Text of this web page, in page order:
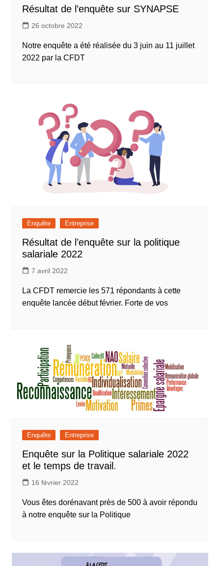
Résultat de l’enquête sur SYNAPSE
26 octobre 2022
Notre enquête a été réalisée du 3 juin au 11 juillet
2022 par la CFDT
Enquête Entreprise
Résultat de l’enquête sur la politique
salariale 2022
7 avril 2022
La CFDT remercie les 571 répondants à cette
enquête lancée début février. Forte de vos
Enquête Entreprise
Enquête sur la Politique salariale 2022
et le temps de travail.
16 février 2022
Vous êtes dorénavant près de 500 à avoir répondu
à notre enquête sur la Politique